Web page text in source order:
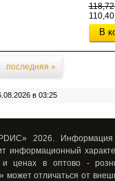
110,40
В
последняя »
в 03:25
2026.
информационный
ценах в оптово -
может отличаться от